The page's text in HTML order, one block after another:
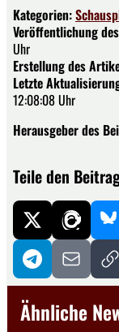
Kategorien:
Veröffentlichung
Uhr
Erstellung des
Letzte
12:08:08 Uhr
Herausgeber des
Teile den
Ähnliche